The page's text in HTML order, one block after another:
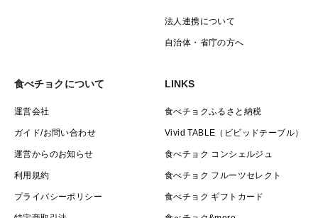
法人連携について
自治体・省庁の方へ
食べチョクについて
運営会社
ガイド/お問い合わせ
運営からのお知らせ
利用規約
プライバシーポリシー
LINKS
食べチョクふるさと納税
Vivid TABLE（ビビッドテーブル）
食べチョク コンシェルジュ
食べチョク フルーツセレクト
食べチョク ギフトカード